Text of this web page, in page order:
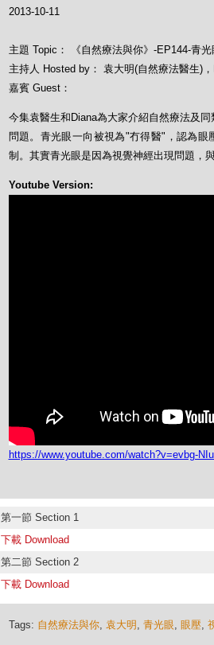
2013-10-11
主題 Topic： 《自然療法與你》-EP144-青光
主持人 Hosted by： 袁大明(自然療法醫生)
嘉賓 Guest：
今集袁醫生和Diana為大家介紹自然療法及
問題。青光眼一向被視為"冇得醫"，認為眼
制。其實青光眼是因為視覺神經出現問題，
Youtube Version:
https://www.youtube.com/watch?v=evbg-
第一節 Section 1
下載 Download
第二節 Section 2
下載 Download
Tags: 自然療法與你, 袁大明 , 青光眼, 眼壓,